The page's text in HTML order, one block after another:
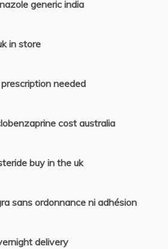
generic india
in store
needed
cost australia
buy in the uk
sans ordonnance ni adhésion
delivery